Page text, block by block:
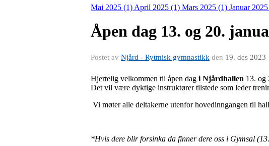
Mai 2025 (1) April 2025 (1) Mars 2025 (1) Januar
Åpen dag 13. og 20.
Postet av Njård - Rytmisk gymnastikk den 19. des 2023
Hjertelig velkommen til åpen dag i Njårdhallen 13. og
Det vil være dyktige instruktører tilstede som leder
Vi møter alle deltakerne utenfor hovedinngangen til
*Hvis dere blir forsinka da finner dere oss i Gymsal